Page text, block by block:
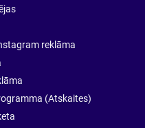
reklāma
(Atskaites)